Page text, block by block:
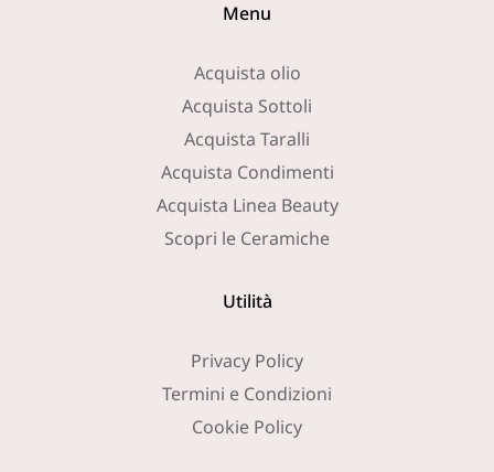
Menu
Acquista olio
Acquista Sottoli
Acquista Taralli
Acquista Condimenti
Acquista Linea Beauty
Scopri le Ceramiche
Utilità
Privacy Policy
Termini e Condizioni
Cookie Policy